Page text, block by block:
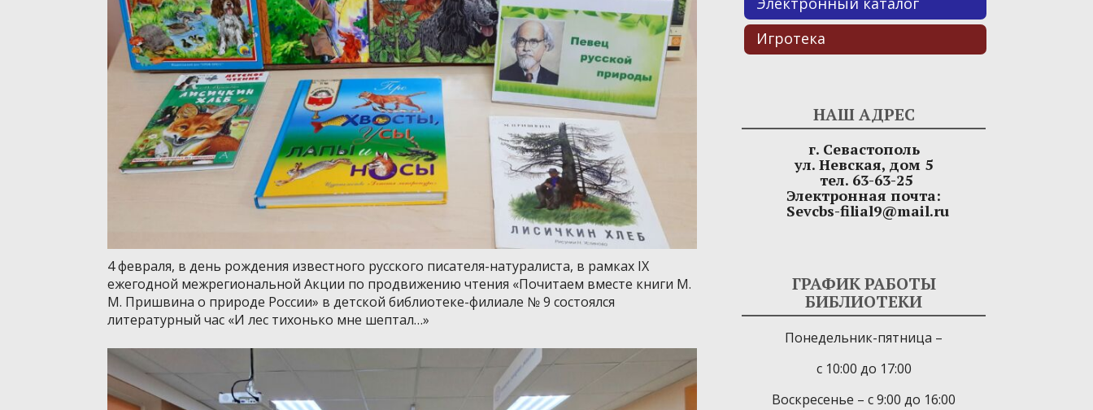
4 февраля, в день рождения известного русского писателя-натуралиста, в рамках IX
ежегодной межрегиональной Акции по продвижению чтения «Почитаем вместе книги М.
М. Пришвина о природе России» в детской библиотеке-филиале № 9 состоялся
литературный час «И лес тихонько мне шептал…»
Игротека
НАШ АДРЕС
г. Севастополь
ул. Невская, дом 5
тел. 63-63-25
Электронная почта:
Sevcbs-filial9@mail.ru
ГРАФИК РАБОТЫ
БИБЛИОТЕКИ
Понедельник-пятница –
с 10:00 до 17:00
Воскресенье – с 9:00 до 16:00